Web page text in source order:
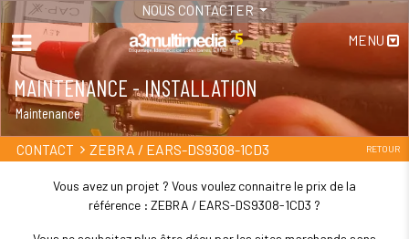
NOUS CONTACTER
MENU
MAINTENANCE - INSTALLATION
Maintenance
CONTACT ZEBRA / EARS-DS9308-1CD3 RETOUR
Vous avez un projet ? Vous voulez connaitre le prix de la
référence : ZEBRA / EARS-DS9308-1CD3 ?